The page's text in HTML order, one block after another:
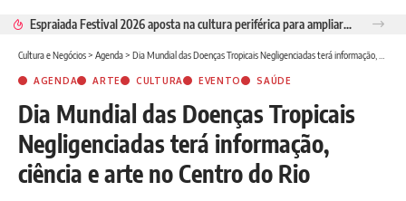
Espraiada Festival 2026 aposta na cultura periférica para ampliar oportunidades na zona sul
Cultura e Negócios> Agenda> Dia Mundial das Doenças Tropicais Negligenciadas terá informação, ciência e arte no Centro do Rio
AGENDA ARTE CULTURA EVENTO SAÚDE
Dia Mundial das Doenças Tropicais
Negligenciadas terá informação,
ciência e arte no Centro do Rio